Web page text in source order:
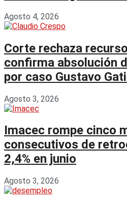
Agosto 4, 2026
Corte rechaza
confirma absolución
por caso Gustavo
Agosto 3, 2026
Imacec rompe cinco
consecutivos de
2,4% en junio
Agosto 3, 2026